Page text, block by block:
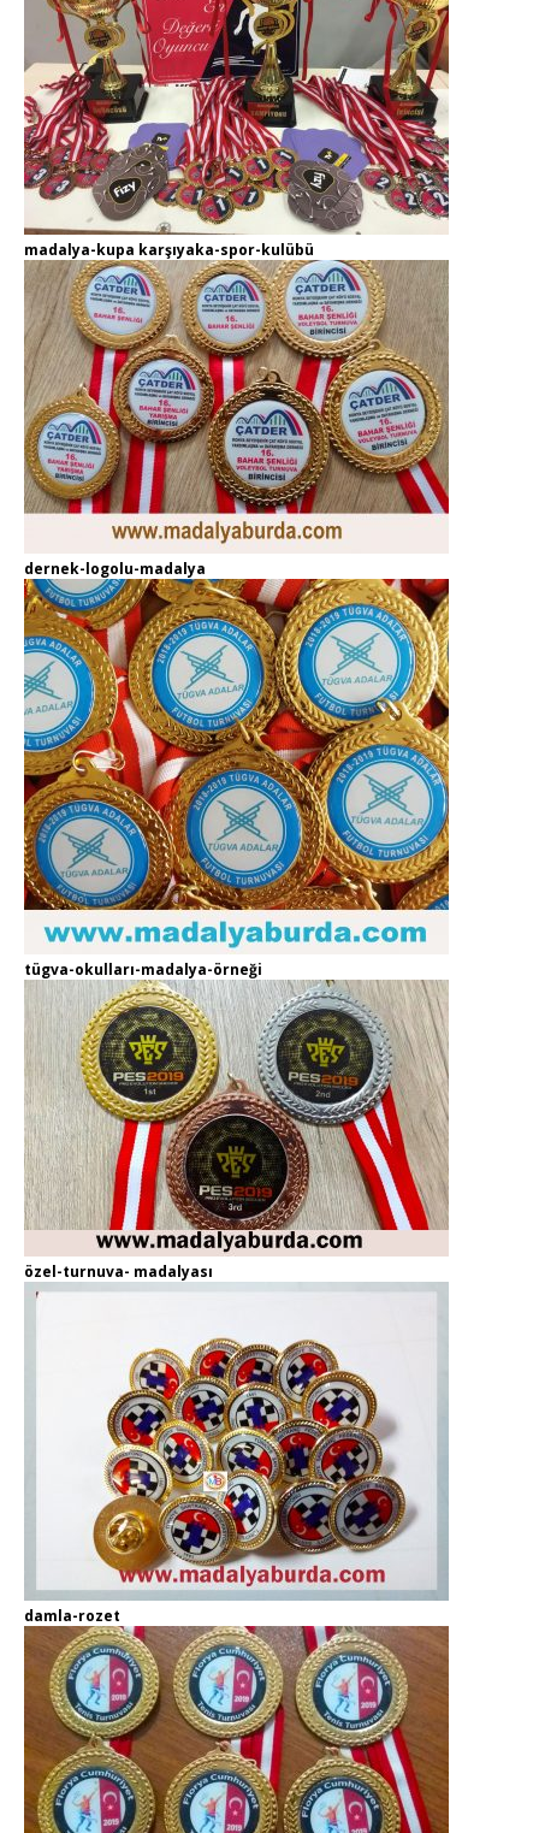
madalya-kupa karşıyaka-spor-kulübü
dernek-logolu-madalya
tügva-okulları-madalya-örneği
özel-turnuva- madalyası
damla-rozet